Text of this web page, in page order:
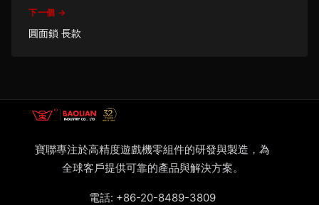
下一個 →
圓面鎖 長款
寶聯專注於高精度遊戲機零組件的研發與製造，為
全球客戶提供可靠的產品與解決方案。
電話: +86-20-8489-3809